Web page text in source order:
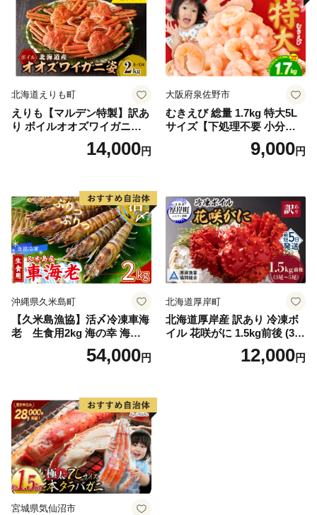
北海道えりも町
えりも【マルデン特製】訳あ
り ボイルオオズワイガニ姿2
kg《1kg(４尾～５尾)×2》【e
r002-051-a】 / ふるさと納税
イル済み 冷凍 カニ 蟹 かに
カニ味噌 甲羅 お得 格安 小ぶ
り 解凍 カニ鍋 甲羅焼き 海鮮
返礼品 特産品 新鮮 濃厚 旨み
簡単調理 家庭用 ギフト グル
メ
14,000円
大阪府泉佐野市
むきえび 総量 1.7kg 特大5L
サイズ【下処理不要 小分け 8
50g×2P 訳あり サイズ不揃い
バナメイエビ バラ凍結】
9,000円
沖縄県久米島町
【久米島漁協】活〆冷凍車海
老 生食用2kg 海の幸 海鮮
車えび クルマエビ 高級食材
生食 刺身 鮮度抜群 プリプリ
り物 お歳暮 お中元
54,000円
北海道厚岸町
北海道厚岸産 訳あり 冷凍ボ
イル 花咲がに 1.5kg前後 (3尾
～5尾入) 蟹 花咲ガニ 魚介類
魚介 [№5863-1090]12,000円
宮城県気仙沼市